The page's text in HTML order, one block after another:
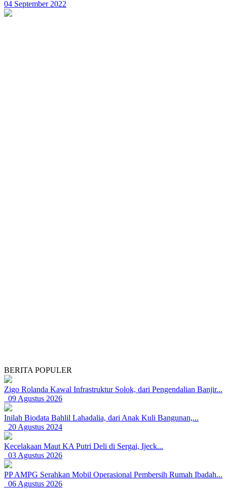
04 September 2022
BERITA POPULER
Zigo Rolanda Kawal Infrastruktur Solok, dari Pengendalian Banjir...
09 Agustus 2026
Inilah Biodata Bahlil Lahadalia, dari Anak Kuli Bangunan,...
20 Agustus 2024
Kecelakaan Maut KA Putri Deli di Sergai, Ijeck...
03 Agustus 2026
PP AMPG Serahkan Mobil Operasional Pembersih Rumah Ibadah...
06 Agustus 2026